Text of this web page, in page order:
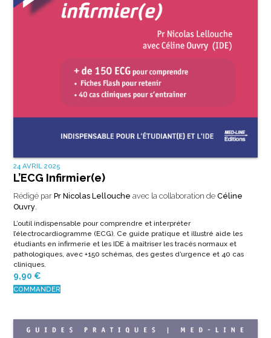
24 AVRIL 2025
L’ECG Infirmier(e)
Rédigé par Pr Nicolas Lellouche avec la collaboration de Céline
Ouvry.
L’outil indispensable pour comprendre et interpréter
l’électrocardiogramme (ECG). Ce guide pratique et illustré aide les
étudiants en infirmerie et les IDE à maîtriser les tracés normaux et
pathologiques, avec +150 schémas, des gestes d’urgence et 40 cas
cliniques.
9,90 €
COMMANDER